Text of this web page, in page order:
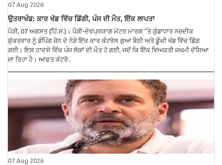
07 Aug 2026
ਉਤਰਾਖੰਡ: ਕਾਰ ਖੱਡ ਵਿੱਚ ਡਿੱਗੀ, ਪੰਜ ਦੀ ਮੌਤ, ਇੱਕ ਲਾਪਤਾ
ਪੌੜੀ, 07 ਅਗਸਤ (ਹਿੰ.ਸ.)। ਪੌੜੀ-ਦੇਵਪ੍ਰਯਾਗ ਮੋਟਰ ਮਾਰਗ ''ਤੇ ਕੁੰਡਾਧਾਰ ਨਜ਼ਦੀਕ
ਸ਼ੁੱਕਰਵਾਰ ਨੂੰ ਡੰਪਿੰਗ ਜ਼ੋਨ ਦੇ ਨੇੜੇ ਇੱਕ ਕਾਰ ਕੰਟਰੋਲ ਗੁਆ ਬੈਠੀ ਅਤੇ ਡੂੰਘੀ ਖੱਡ ਵਿੱਚ ਡਿੱਗ
ਗਈ। ਇਸ ਹਾਦਸੇ ਵਿੱਚ ਪੰਜ ਲੋਕਾਂ ਦੀ ਮੌਤ ਹੋ ਗਈ, ਜਦੋਂ ਕਿ ਇੱਕ ਵਿਅਕਤੀ ਜ਼ਖਮੀ ਦੱਸਿਆ
ਜਾ ਰਿਹਾ ਹੈ। ਆਫ਼ਤ ਕੰਟਰੋ..
07 Aug 2026